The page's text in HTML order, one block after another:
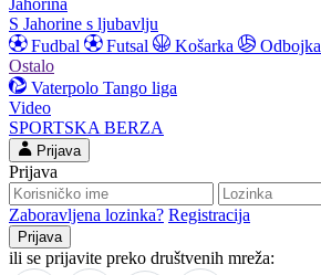
Jahorina
S Jahorine s ljubavlju
Fudbal
Futsal Košarka Odbojka
Ostalo
Vaterpolo Tango liga
Video
SPORTSKA BERZA
Prijava
Prijava
Zaboravljena lozinka? Registracija
ili se prijavite preko društvenih mreža: